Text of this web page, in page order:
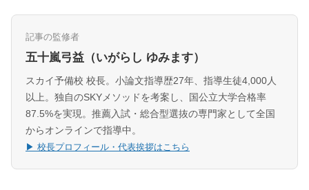
記事の監修者
五十嵐弓益（いがらし ゆみます）
スカイ予備校 校長。小論文指導歴27年、指導生徒4,000人
以上。独自のSKYメソッドを考案し、国公立大学合格率
87.5%を実現。推薦入試・総合型選抜の専門家として全国
からオンラインで指導中。
▶ 校長プロフィール・代表挨拶はこちら